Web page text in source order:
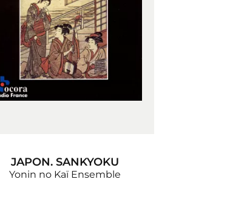
JAPON. SANKYOKU
Yonin no Kaï Ensemble